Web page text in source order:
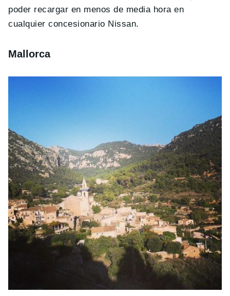
poder recargar en menos de media hora en
cualquier concesionario Nissan.
Mallorca